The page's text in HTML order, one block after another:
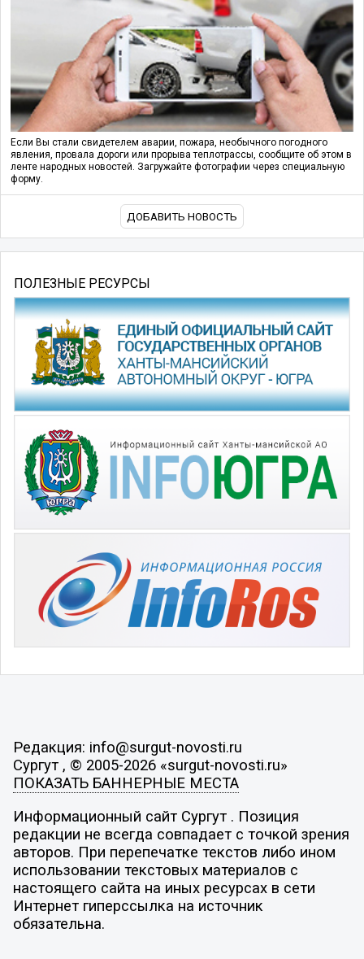
Если Вы стали свидетелем аварии, пожара, необычного погодного
явления, провала дороги или прорыва теплотрассы, сообщите об этом в
ленте народных новостей. Загружайте фотографии через специальную
форму.
ДОБАВИТЬ НОВОСТЬ
ПОЛЕЗНЫЕ РЕСУРСЫ
Редакция: info@surgut-novosti.ru
Сургут , © 2005-2026 «surgut-novosti.ru»
ПОКАЗАТЬ БАННЕРНЫЕ МЕСТА
Информационный сайт Сургут . Позиция
редакции не всегда совпадает с точкой зрения
авторов. При перепечатке текстов либо ином
использовании текстовых материалов с
настоящего сайта на иных ресурсах в сети
Интернет гиперссылка на источник
обязательна.